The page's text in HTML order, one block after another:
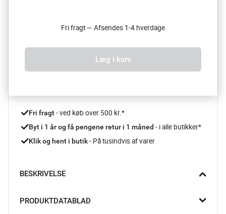
Fri fragt — Afsendes 1-4 hverdage
Læg i kurv
Fri fragt - ved køb over 500 kr.*
Byt i 1 år og få pengene retur i 1 måned - i alle butikker*
Klik og hent i butik - På tusindvis af varer
BESKRIVELSE
det oplagte valg. Den bløde overflade i ægte ruskind giver et
PRODUKTDATABLAD